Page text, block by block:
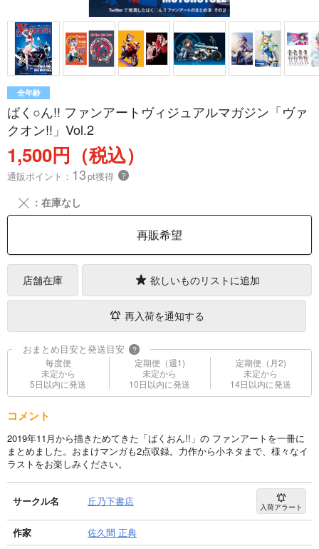
全年齢
ばく○ん!! ファンアートヴィジュアルマガジン「ヴァ
クオン!!」Vol.2
1,500円（税込）
通販ポイント： 13pt獲得 ？
╳ ：在庫なし
再販希望
店舗在庫 欲しいものリストに追加
再入荷を通知する
おまとめ目安と発送目安 ?
毎度便
未定から
5日以内に発送
定期便（週1)
未定から
10日以内に発送
定期便（月2)
未定から
14日以内に発送
コメント
2019年11月から描きためてきた「ばくおん!!」の ファンアートを一冊に
まとめました。おまけマンガも2点収録。力作から小ネタまで、様々なイ
ラストをお楽しみください。
サークル名 丘乃下書店 入荷アラート
作家
佐久間 正典